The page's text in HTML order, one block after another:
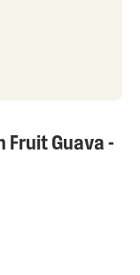
Fruit Guava -